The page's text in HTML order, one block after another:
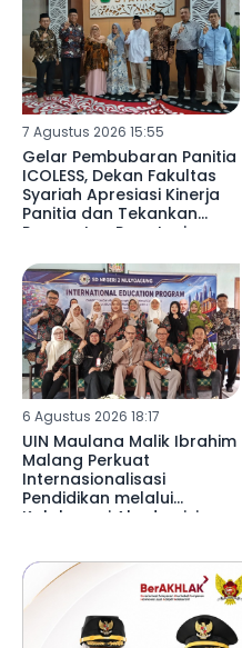
7 Agustus 2026 15:55
Gelar Pembubaran Panitia
ICOLESS, Dekan Fakultas
Syariah Apresiasi Kinerja
Panitia dan Tekankan
Penguatan Reputasi
6 Agustus 2026 18:17
UIN Maulana Malik Ibrahim
Malang Perkuat
Internasionalisasi
Pendidikan melalui
Kolaborasi Akademisi